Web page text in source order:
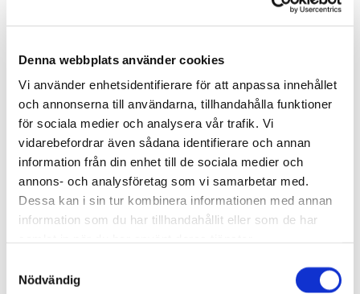
Denna webbplats använder cookies
Vi använder enhetsidentifierare för att anpassa innehållet
och annonserna till användarna, tillhandahålla funktioner
för sociala medier och analysera vår trafik. Vi
vidarebefordrar även sådana identifierare och annan
information från din enhet till de sociala medier och
annons- och analysföretag som vi samarbetar med.
Dessa kan i sin tur kombinera informationen med annan
information som du har tillhandahållit eller som de har
Nödvändig
Detta sker långsamt i betongens ytskikt. Krossad betong är
bra till vägkonstruktioner, uppställningsytor m.m. och om
stenkrossmaterial. Flera miljömärkningssystem ställer krav
på andelen återvunnet material i projektet, krossad betong
kan hjälpa er att uppfylla dessa krav och få extra
miljöpoäng, dessutom med ett billigare material än
bergkross.
Kontakta oss
Har du några frågor gällande vad som återvinns eller andra
funderingar rörande återvinning, är du varmt välkommen